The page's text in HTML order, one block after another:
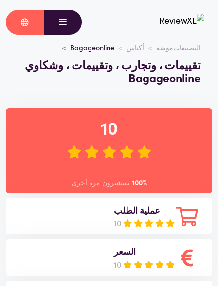
التصنيفاتموضة أكياس Bagageonline
تقييمات ، وتجارب ، وتقييمات ، وشكاوي
Bagageonline
عملية الطلب
10
السعر
10
10
100% سيشترون مرة أخرى